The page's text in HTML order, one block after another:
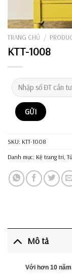
TRANG CHỦ /
KTT-1008
SKU: KTT-1008
Danh mục: Kệ trang trí ,
Mô tả
Với hơn 10